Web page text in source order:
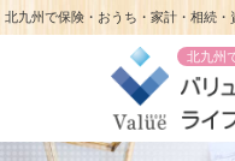
北九州で保険・おうち・家計・相続・
北九州